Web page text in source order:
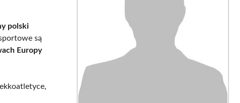
polski
są
Europy